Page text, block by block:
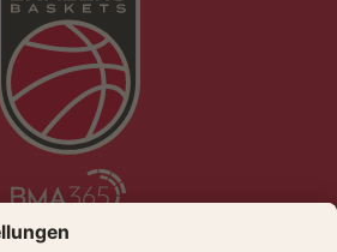
live und auf Abruf bei Dyn